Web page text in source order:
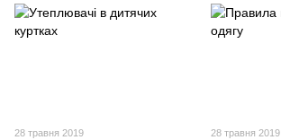
28 травня 2019 28 травня 2019